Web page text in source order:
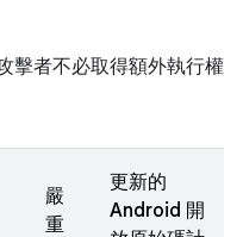
擊者不必取得額外執行權
嚴
重
更新的
Android 開